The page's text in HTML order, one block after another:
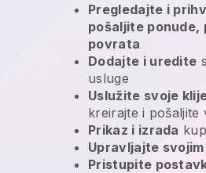
Pregledajte i
pošaljite
povrata
Dodajte i uredite
usluge
Uslužite svoje
kreirajte i pošaljite
Prikaz i izrada
Upravljajte
Pristupite